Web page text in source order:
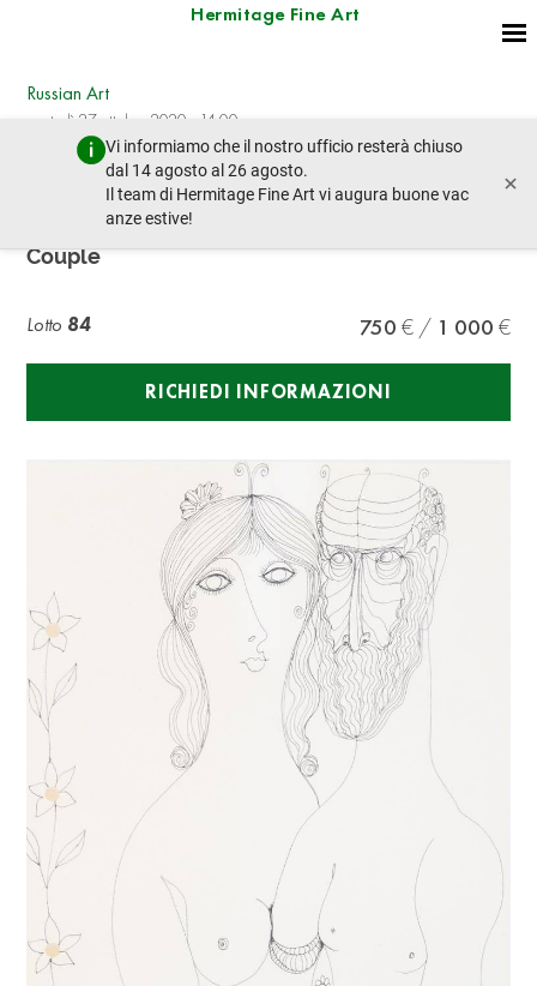
Hermitage Fine Art
Vi informiamo che il nostro ufficio resterà chiuso
dal 14 agosto al 26 agosto.
Il team di Hermitage Fine Art vi augura buone vac
anze estive!
×
Russian Art
martedì 27 ottobre 2020 - 14:00
lotto precedente lotto prossimo
VADIM SIDUR (1924-1986)
Couple
Lotto 84 750 1 000
RICHIEDI INFORMAZIONI